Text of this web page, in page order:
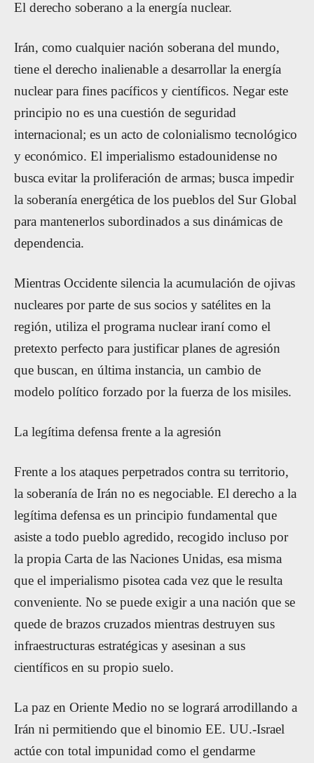
El derecho soberano a la energía nuclear.
Irán, como cualquier nación soberana del mundo,
tiene el derecho inalienable a desarrollar la energía
nuclear para fines pacíficos y científicos. Negar este
principio no es una cuestión de seguridad
internacional; es un acto de colonialismo tecnológico
y económico. El imperialismo estadounidense no
busca evitar la proliferación de armas; busca impedir
la soberanía energética de los pueblos del Sur Global
para mantenerlos subordinados a sus dinámicas de
dependencia.
Mientras Occidente silencia la acumulación de ojivas
nucleares por parte de sus socios y satélites en la
región, utiliza el programa nuclear iraní como el
pretexto perfecto para justificar planes de agresión
que buscan, en última instancia, un cambio de
modelo político forzado por la fuerza de los misiles.
La legítima defensa frente a la agresión
Frente a los ataques perpetrados contra su territorio,
la soberanía de Irán no es negociable. El derecho a la
legítima defensa es un principio fundamental que
asiste a todo pueblo agredido, recogido incluso por
la propia Carta de las Naciones Unidas, esa misma
que el imperialismo pisotea cada vez que le resulta
conveniente. No se puede exigir a una nación que se
quede de brazos cruzados mientras destruyen sus
infraestructuras estratégicas y asesinan a sus
científicos en su propio suelo.
La paz en Oriente Medio no se logrará arrodillando a
Irán ni permitiendo que el binomio EE. UU.-Israel
actúe con total impunidad como el gendarme